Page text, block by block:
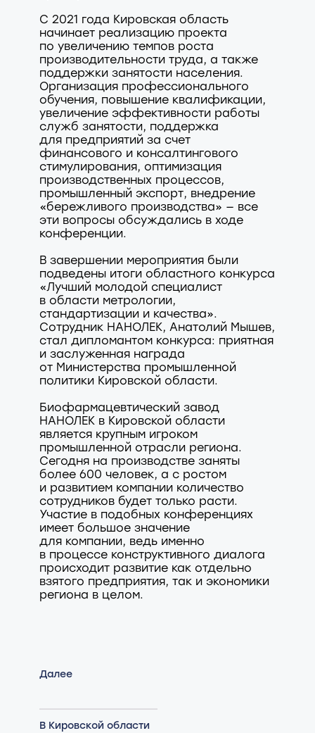
С 2021 года Кировская область
начинает реализацию проекта
по увеличению темпов роста
производительности труда, а также
поддержки занятости населения.
Организация профессионального
обучения, повышение квалификации,
увеличение эффективности работы
служб занятости, поддержка
для предприятий за счет
финансового и консалтингового
стимулирования, оптимизация
производственных процессов,
промышленный экспорт, внедрение
«бережливого производства» — все
эти вопросы обсуждались в ходе
конференции.
В завершении мероприятия были
подведены итоги областного конкурса
«Лучший молодой специалист
в области метрологии,
стандартизации и качества».
Сотрудник НАНОЛЕК, Анатолий Мышев,
стал дипломантом конкурса: приятная
и заслуженная награда
от Министерства промышленной
политики Кировской области.
Биофармацевтический завод
НАНОЛЕК в Кировской области
является крупным игроком
промышленной отрасли региона.
Сегодня на производстве заняты
более 600 человек, а с ростом
и развитием компании количество
сотрудников будет только расти.
Участие в подобных конференциях
имеет большое значение
для компании, ведь именно
в процессе конструктивного диалога
происходит развитие как отдельно
взятого предприятия, так и экономики
региона в целом.
Далее
В Кировской области